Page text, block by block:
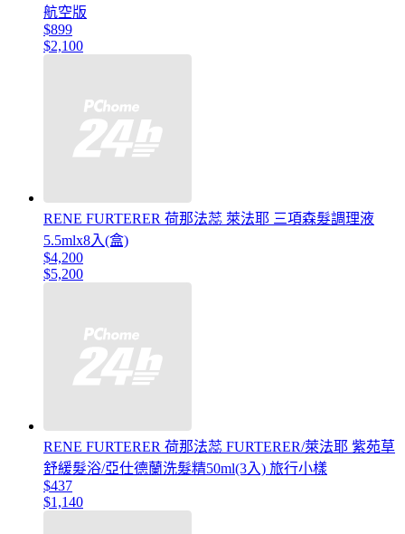
航空版
$899
$2,100
RENE FURTERER 荷那法蕊 萊法耶 三項森髮調理液
5.5mlx8入(盒)
$4,200
$5,200
RENE FURTERER 荷那法蕊 FURTERER/萊法耶 紫苑草
舒緩髮浴/亞仕德蘭洗髮精50ml(3入) 旅行小樣
$437
$1,140